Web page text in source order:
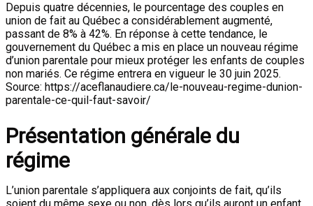
Depuis quatre décennies, le pourcentage des couples en
union de fait au Québec a considérablement augmenté,
passant de 8% à 42%. En réponse à cette tendance, le
gouvernement du Québec a mis en place un nouveau régime
d’union parentale pour mieux protéger les enfants de couples
non mariés. Ce régime entrera en vigueur le 30 juin 2025.
Source: https://aceflanaudiere.ca/le-nouveau-regime-dunion-
parentale-ce-quil-faut-savoir/
Présentation générale du
régime
L’union parentale s’appliquera aux conjoints de fait, qu’ils